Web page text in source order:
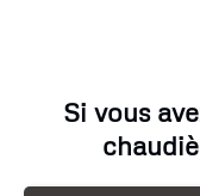
Si vous